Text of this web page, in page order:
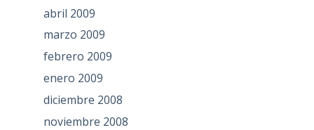
abril 2009
marzo 2009
febrero 2009
enero 2009
diciembre 2008
noviembre 2008